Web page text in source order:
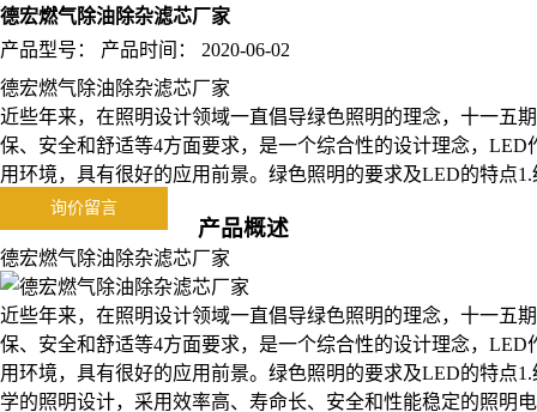
德宏燃气除油除杂滤芯厂家
产品型号：
产品时间：
2020-06-02
德宏燃气除油除杂滤芯厂家
近些年来，在照明设计领域一直倡导绿色照明的理念，十一五
保、安全和舒适等4方面要求，是一个综合性的设计理念，
用环境，具有很好的应用前景。绿色照明的要求及LED的特点
询价留言
产品概述
德宏燃气除油除杂滤芯厂家
近些年来，在照明设计领域一直倡导绿色照明的理念，十一五
保、安全和舒适等4方面要求，是一个综合性的设计理念，
用环境，具有很好的应用前景。绿色照明的要求及LED的特点
学的照明设计，采用效率高、寿命长、安全和性能稳定的照明